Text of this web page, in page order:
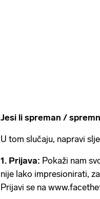
Jesi li spreman /
U tom slučaju, napravi
1. Prijava: Pokaži nam
nije lako impresionirati,
Prijavi se na